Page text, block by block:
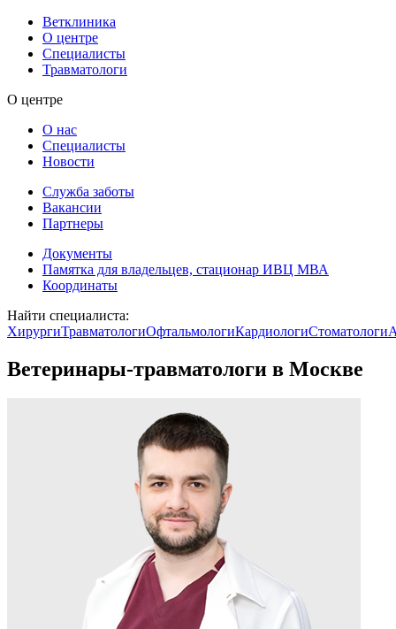
Ветклиника
О центре
Специалисты
Травматологи
О центре
О нас
Специалисты
Новости
Служба заботы
Вакансии
Партнеры
Документы
Памятка для владельцев, стационар ИВЦ МВА
Координаты
Найти специалиста:
ХирургиТравматологиОфтальмологиКардиологиСтоматологи
Ветеринары-травматологи в Москве